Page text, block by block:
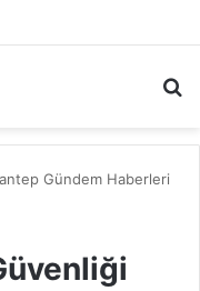
Gündem Haberleri